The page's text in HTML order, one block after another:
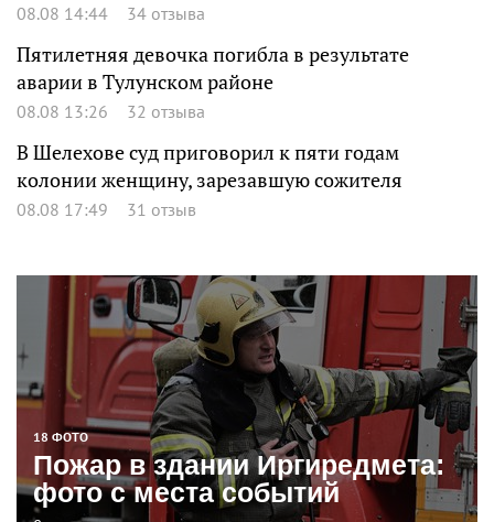
08.08 14:44 34 отзыва
Пятилетняя девочка погибла в результате
аварии в Тулунском районе
08.08 13:26 32 отзыва
В Шелехове суд приговорил к пяти годам
колонии женщину, зарезавшую сожителя
08.08 17:49 31 отзыв
18 ФОТО
Пожар в здании Иргиредмета:
фото с места событий